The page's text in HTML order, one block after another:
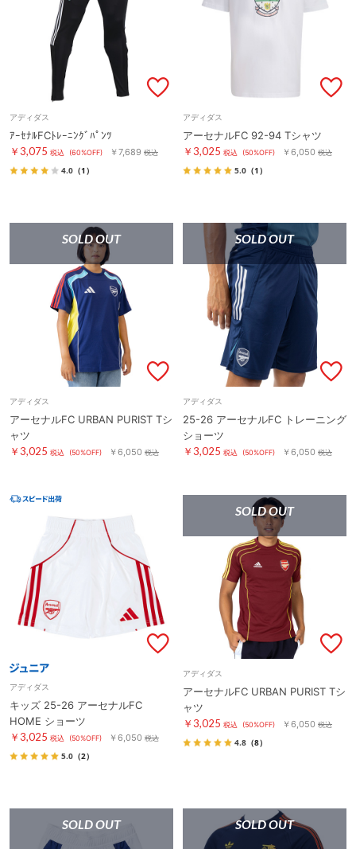
アディダス
ｱｰｾﾅﾙFCﾄﾚｰﾆﾝｸﾞﾊﾟﾝﾂ
￥3,075 税込 (60%OFF) ￥7,689 税込
4.0 （1）
アディダス
アーセナルFC 92-94 Tシャツ
￥3,025 税込 (50%OFF) ￥6,050 税込
5.0 （1）
SOLD OUT
アディダス
アーセナルFC URBAN PURIST Tシ
ャツ
￥3,025 税込 (50%OFF) ￥6,050 税込
SOLD OUT
アディダス
25-26 アーセナルFC トレーニング
ショーツ
￥3,025 税込 (50%OFF) ￥6,050 税込
アディダス
キッズ 25-26 アーセナルFC
HOME ショーツ
￥3,025 税込 (50%OFF) ￥6,050 税込
5.0 （2）
SOLD OUT
アディダス
アーセナルFC URBAN PURIST Tシ
ャツ
￥3,025 税込 (50%OFF) ￥6,050 税込
4.8 （8）
SOLD OUT SOLD OUT